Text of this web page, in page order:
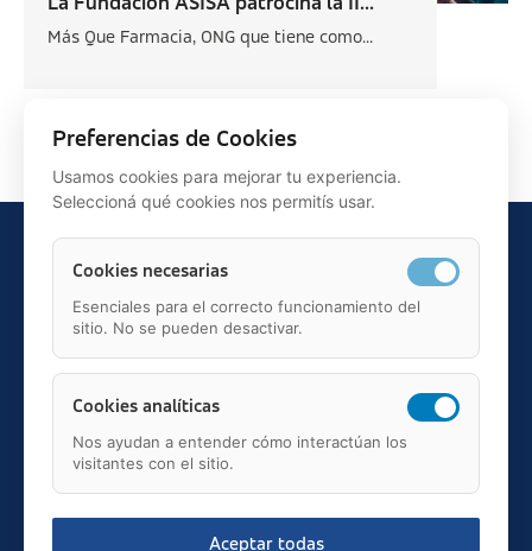
Más Que Farmacia, ONG que tiene como...
Teléfono: 91 595 75 00
c/ Juan Ignacio Luca de Tena, 12, 28027, Madrid
Mail: fundacion.asisa@asisa.es
Preferencias de Cookies
Usamos cookies para mejorar tu experiencia.
Seleccioná qué cookies nos permitís usar.
Cookies necesarias
Esenciales para el correcto funcionamiento del
sitio. No se pueden desactivar.
Cookies analíticas
Nos ayudan a entender cómo interactúan los
visitantes con el sitio.
Aceptar todas